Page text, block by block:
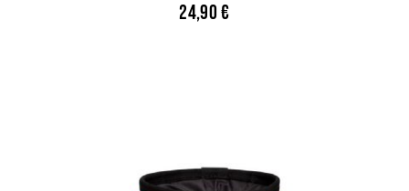
24,90€